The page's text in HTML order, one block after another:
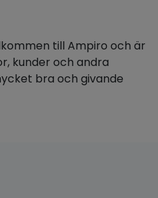
till Ampiro och är
kunder och andra
bra och givande